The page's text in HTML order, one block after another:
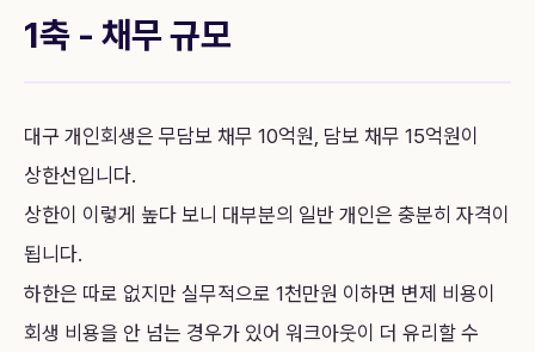
1축 - 채무 규모
대구 개인회생은 무담보 채무 10억원, 담보 채무 15억원이
상한선입니다.
상한이 이렇게 높다 보니 대부분의 일반 개인은 충분히 자격이
됩니다.
하한은 따로 없지만 실무적으로 1천만원 이하면 변제 비용이
회생 비용을 안 넘는 경우가 있어 워크아웃이 더 유리할 수